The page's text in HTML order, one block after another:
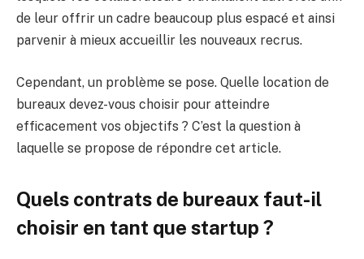
de leur offrir un cadre beaucoup plus espacé et ainsi
parvenir à mieux accueillir les nouveaux recrus.
Cependant, un problème se pose. Quelle location de
bureaux devez-vous choisir pour atteindre
efficacement vos objectifs ? C’est la question à
laquelle se propose de répondre cet article.
Quels contrats de bureaux faut-il
choisir en tant que startup ?